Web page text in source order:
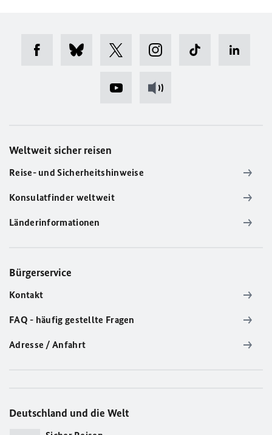
Weltweit sicher reisen
Reise- und Sicherheitshinweise
Konsulatfinder weltweit
Länderinformationen
Bürgerservice
Kontakt
FAQ - häufig gestellte Fragen
Adresse / Anfahrt
Deutschland und die Welt